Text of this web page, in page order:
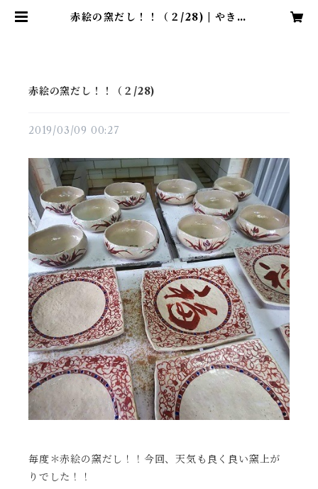
赤絵の窯だし！！（２/28) | やきも
赤絵の窯だし！！（２/28)
2019/03/09 00:27
毎度＊赤絵の窯だし！！今回、天気も良く良い窯上が
りでした！！